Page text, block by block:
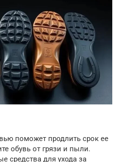
поможет продлить срок ее
обувь от грязи и пыли.
средства для ухода за